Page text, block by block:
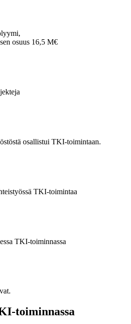
osuus 16,5 M€
osallistui TKI-toimintaan.
TKI-toimintaa
TKI-toiminnassa
toiminnassa